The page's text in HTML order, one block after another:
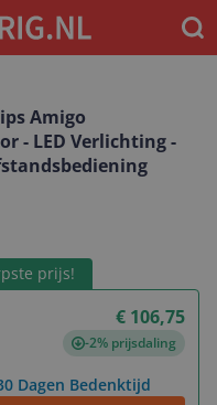
Amigo
- LED Verlichting -
prijs!
€ 106,75
-2% prijsdaling
Dagen Bedenktijd